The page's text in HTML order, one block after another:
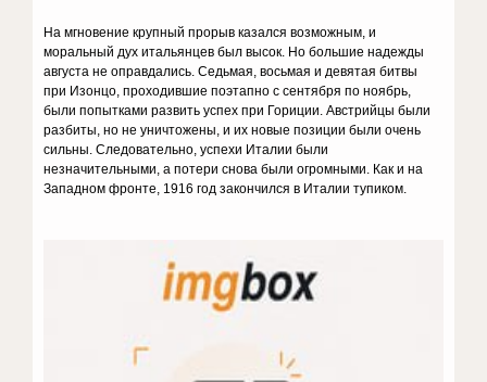
На мгновение крупный прорыв казался возможным, и
моральный дух итальянцев был высок. Но большие надежды
августа не оправдались. Седьмая, восьмая и девятая битвы
при Изонцо, проходившие поэтапно с сентября по ноябрь,
были попытками развить успех при Гориции. Австрийцы были
разбиты, но не уничтожены, и их новые позиции были очень
сильны. Следовательно, успехи Италии были
незначительными, а потери снова были огромными. Как и на
Западном фронте, 1916 год закончился в Италии тупиком.